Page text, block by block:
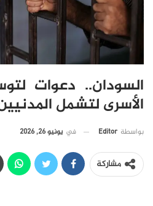
السودان.. دعوات
الأسرى لتشمل
بواسطة Editor في يونيو 26, 2026
مشاركة